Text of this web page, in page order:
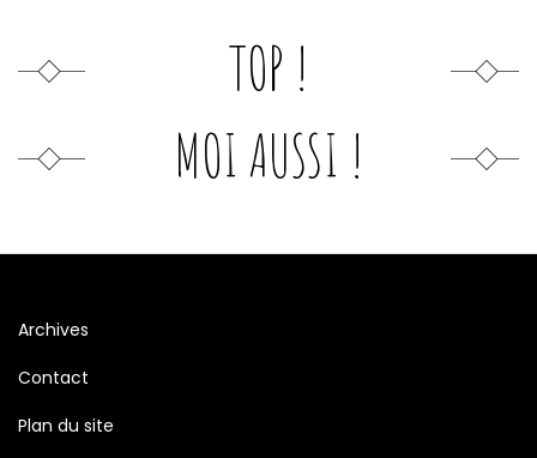
TOP !
MOI AUSSI !
Archives
Contact
Plan du site